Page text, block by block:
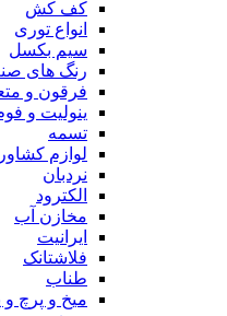
کف کش
انواع توری
سیم بکسل
رنگ های
فرقون و
ینولیت و
تسمه
لوازم
نردبان
الکترود
مخازن آب
ایرانیت
فلاشتانک
طناب
میخ و پرچ و